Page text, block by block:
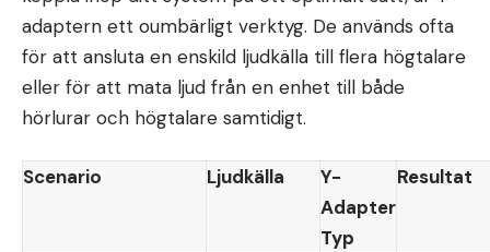
adaptern ett oumbärligt verktyg. De används ofta
för att ansluta en enskild ljudkälla till flera högtalare
eller för att mata ljud från en enhet till både
hörlurar och högtalare samtidigt.
Scenario Ljudkälla
Y-
Adapter
Typ
Resultat